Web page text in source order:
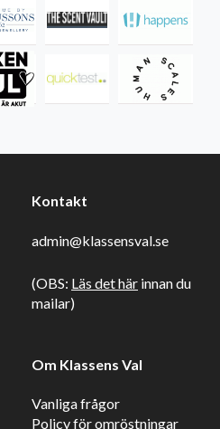
Kontakt
admin@klassensval.se
(OBS: Läs det här innan du
mailar)
Om Klassens Val
Vanliga frågor
Policy för omröstningar